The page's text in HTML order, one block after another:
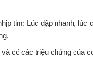
tim: Lúc đập nhanh, lúc
có các triệu chứng của